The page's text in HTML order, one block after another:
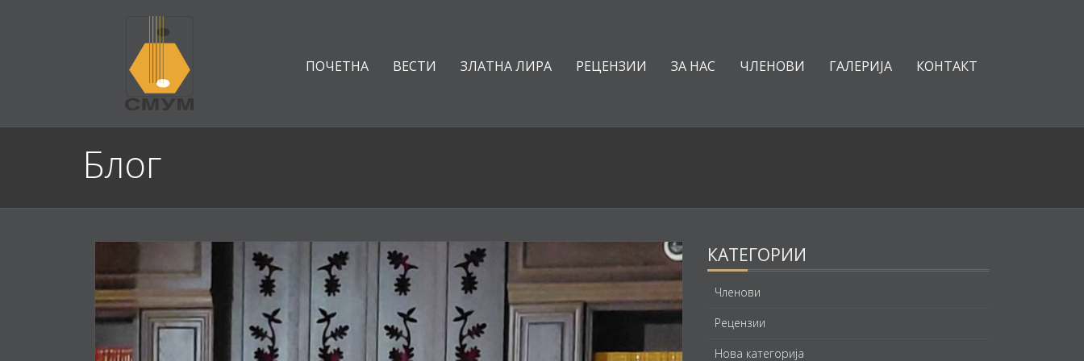
ПОЧЕТНА ВЕСТИ ЗЛАТНА ЛИРА РЕЦЕНЗИИ ЗА НАС ЧЛЕНОВИ ГАЛЕРИЈА КОНТАКТ
Блог
КАТЕГОРИИ
Членови
Рецензии
Нова категорија